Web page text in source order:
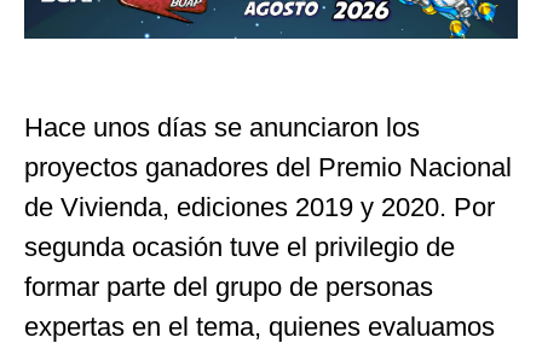
Hace unos días se anunciaron los
proyectos ganadores del Premio Nacional
de Vivienda, ediciones 2019 y 2020. Por
segunda ocasión tuve el privilegio de
formar parte del grupo de personas
expertas en el tema, quienes evaluamos